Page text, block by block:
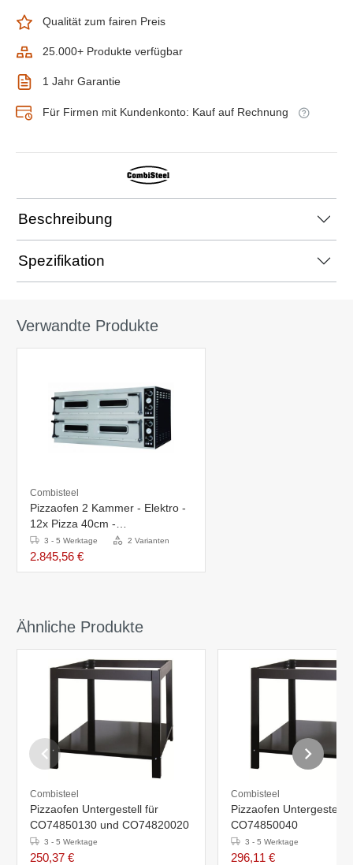
Qualität zum fairen Preis
25.000+ Produkte verfügbar
1 Jahr Garantie
Für Firmen mit Kundenkonto: Kauf auf Rechnung
Beschreibung
Spezifikation
Verwandte Produkte
Combisteel
Pizzaofen 2 Kammer - Elektro -
12x Pizza 40cm -
1500x1074x(h)745mm
3 - 5 Werktage 2 Varianten
2.845,56 €
Ähnliche Produkte
Combisteel
Pizzaofen Untergestell für
CO74850130 und CO74820020
3 - 5 Werktage
250,37 €
Combisteel
Pizzaofen Untergestell
CO74850040
3 - 5 Werktage
296,11 €